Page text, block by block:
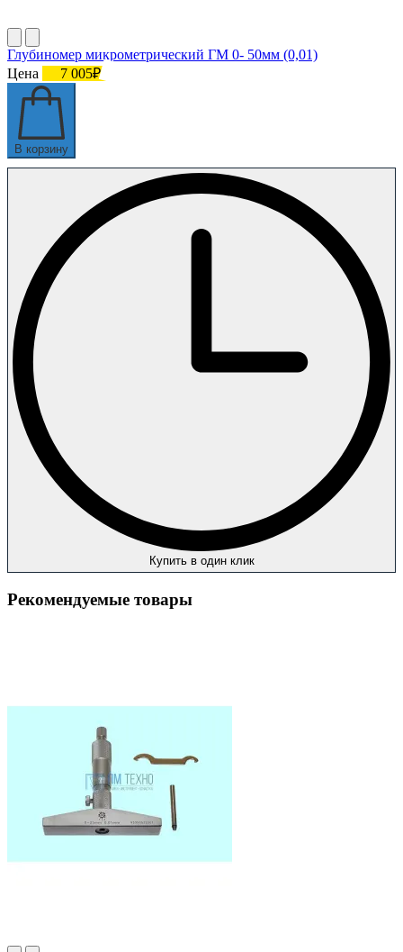
Глубиномер микрометрический ГМ 0- 50мм (0,01)
Цена
7 005₽
В корзину
Купить в один клик
Рекомендуемые товары